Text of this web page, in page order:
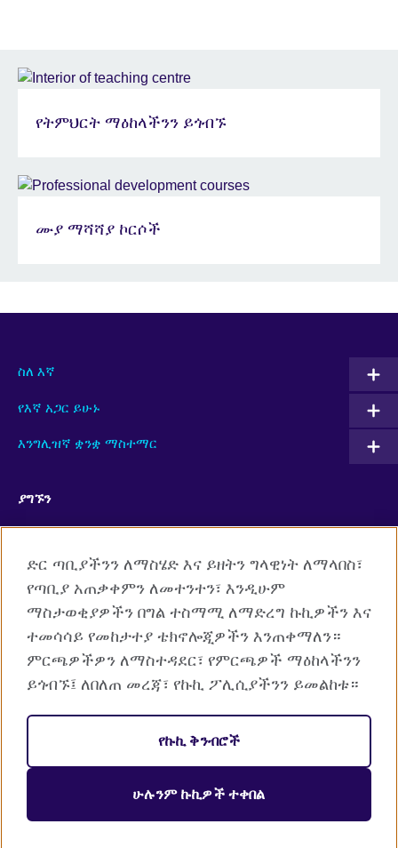
የትምህርት ማዕከላችንን ይጎብኙ
ሙያ ማሻሻያ ኮርሶች
ስለ እኛ
የእኛ አጋር ይሁኑ
እንግሊዝኛ ቋንቋ ማስተማር
ያግኙን
TikTok
British Council Global
የግል መረጃ ጥበቃ እና የአጠቃቀም ደንብ
© 2026 British Council
ድር ጣቢያችንን ለማስሄድ እና ይዘትን ግላዊነት ለማላበስ፣
የጣቢያ አጠቃቀምን ለመተንተን፣ እንዲሁም
ማስታወቂያዎችን በግል ተስማሚ ለማድረግ ኩኪዎችን እና
ተመሳሳይ የመከታተያ ቴክኖሎጂዎችን እንጠቀማለን።
ምርጫዎችዎን ለማስተዳደር፣ የምርጫዎች ማዕከላችንን
ይጎብኙ፤ ለበለጠ መረጃ፣ የኩኪ ፖሊሲያችንን ይመልከቱ።
የኩኪ ቅንብሮች
ሁሉንም ኩኪዎች ተቀበል